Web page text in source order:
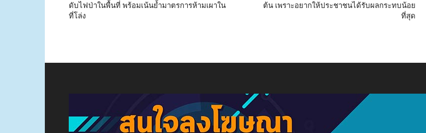
ดับไฟป่าในพื้นที่ พร้อมเน้นย้ำมาตรการห้ามเผาใน
ที่โล่ง
ต้น เพราะอยากให้ประชาชนได้รับผลกระทบน้อย
ที่สุด